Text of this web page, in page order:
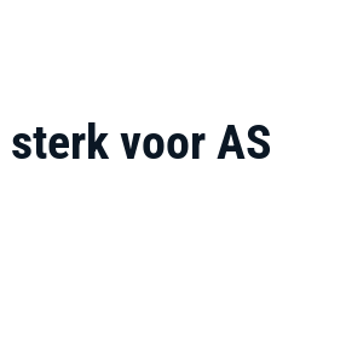
voor AS